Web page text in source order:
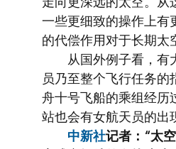
一些更细致的操作上有
的代偿作用对于长期太
从国外例子看，有大
员乃至整个飞行任务
舟十号飞船的乘组经历
站也会有女航天员的出
中新社记者：“太